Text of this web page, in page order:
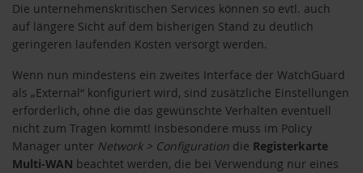
Die unternehmenskritischen Services können so evtl. auch
auf längere Sicht auf dem bisherigen Stand zu deutlich
geringeren laufenden Kosten versorgt werden.
Wenn nun mindestens ein zweites Interface der WatchGuard
als „External“ konfiguriert wird, sind zusätzliche Einstellungen
erforderlich, ohne die das gewünschte Verhalten eventuell
nicht zum Tragen kommt! Insbesondere muss im Policy
Manager unter Network > Configuration die Registerkarte
Multi-WAN beachtet werden, die bei Verwendung nur eines